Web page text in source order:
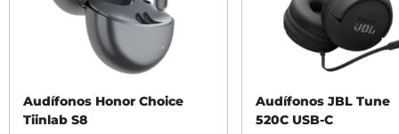
Audífonos Honor Choice
Tiinlab S8
Audífonos JBL Tune
520C USB-C